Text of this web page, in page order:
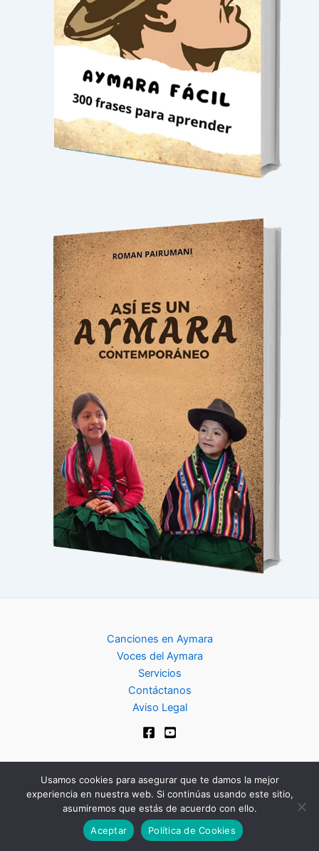
Canciones en Aymara
Voces del Aymara
Servicios
Contáctanos
Aviso Legal
Copyright © 2024 | Club de Aymara
Usamos cookies para asegurar que te damos la mejor
experiencia en nuestra web. Si continúas usando este sitio,
asumiremos que estás de acuerdo con ello.
Aceptar
Política de Cookies